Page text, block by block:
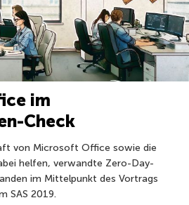
im
Check
von Microsoft Office sowie die
helfen, verwandte Zero-Day-
im Mittelpunkt des Vortrags
SAS 2019.